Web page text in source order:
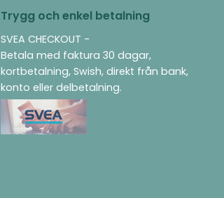
Trygg och enkel betalning
SVEA CHECKOUT -
Betala med faktura 30 dagar,
kortbetalning, Swish, direkt från bank,
konto eller delbetalning.